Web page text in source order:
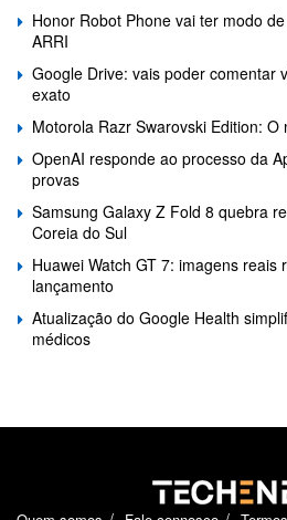
Honor Robot Phone vai ter modo
ARRI
Google Drive: vais poder comentar
exato
Motorola Razr Swarovski Edition:
OpenAI responde ao processo da
provas
Samsung Galaxy Z Fold 8 quebra
Coreia do Sul
Huawei Watch GT 7: imagens reais
lançamento
Atualização do Google Health
médicos